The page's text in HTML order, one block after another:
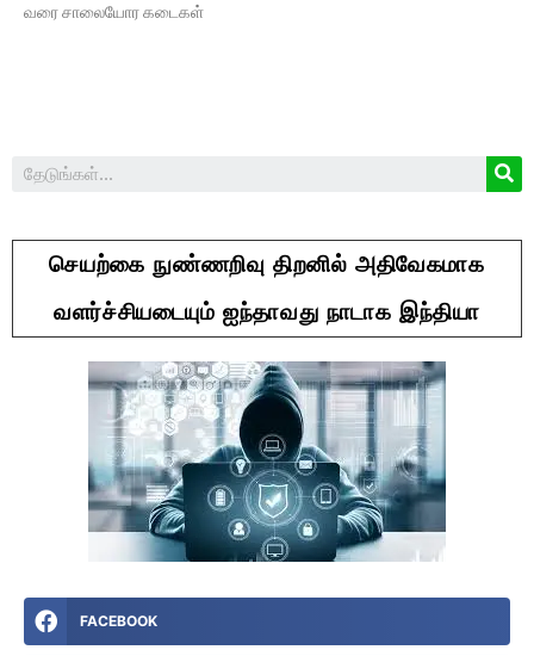
வரை சாலையோர கடைகள்
செயற்கை நுண்ணறிவு திறனில் அதிவேகமாக
வளர்ச்சியடையும் ஐந்தாவது நாடாக இந்தியா
FACEBOOK